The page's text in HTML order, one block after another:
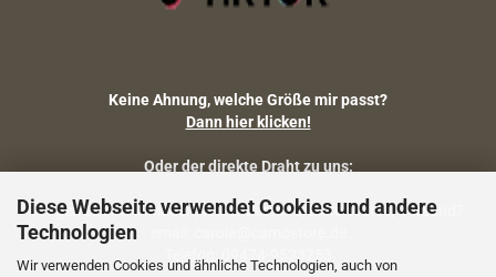
Diese Webseite verwendet Cookies und andere
Technologien
Wir verwenden Cookies und ähnliche Technologien, auch von
Keine Ahnung, welche Größe mir passt?
Dann hier klicken!
Oder der direkte Draht zu uns:
Fragen zu Artikelmaßen, Warenbestand, Lieferstatus, Versand?
Telefon: 09474-9523253